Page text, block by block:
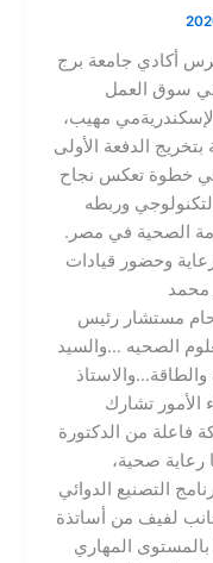
أكادي جامعة برج
في سوق العمل
مهيب،
الدفعة الأولى
في خطوة تعكس نجاح
وربطه
الصحية في مصر.​
وحضور قيادات
محمد
مستشار رئيس
الصحيه …والسيد
الأمور تشارك
فاعلة من الدكتورة
صحية،
التصنيع الدوائي
جانب لفيف من أساتذة
بالمستوى المهاري